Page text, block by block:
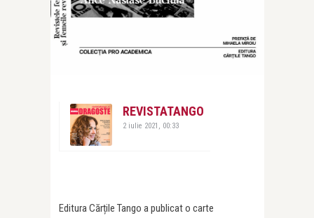
REVISTATANGO
2 iulie 2021, 00:33
Editura Cărțile Tango a publicat o carte